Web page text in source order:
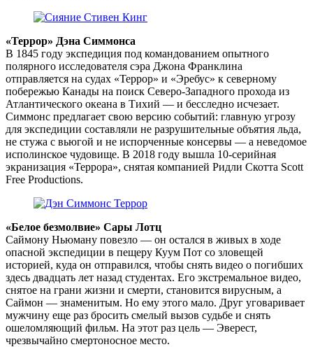
«Террор» Дэна Симмонса
В 1845 году экспедиция под командованием опытного
полярного исследователя сэра Джона Франклина
отправляется на судах «Террор» и «Эребус» к северному
побережью Канады на поиск Северо-Западного прохода из
Атлантического океана в Тихий — и бесследно исчезает.
Симмонс предлагает свою версию событий: главную угрозу
для экспедиции составляли не разрушительные объятия льда,
не стужа с вьюгой и не испорченные консервы — а неведомое
исполинское чудовище. В 2018 году вышла 10-серийная
экранизация «Террора», снятая компанией Ридли Скотта Scott
Free Productions.
«Белое безмолвие» Сары Лотц
Саймону Ньюману повезло — он остался в живых в ходе
опасной экспедиции в пещеру Куум Пот со зловещей
историей, куда он отправился, чтобы снять видео о погибших
здесь двадцать лет назад студентах. Его экстремальное видео,
снятое на грани жизни и смерти, становится вирусным, а
Саймон — знаменитым. Но ему этого мало. Друг уговаривает
мужчину еще раз бросить смелый вызов судьбе и снять
ошеломляющий фильм. На этот раз цель — Эверест,
чрезвычайно смертоносное место.